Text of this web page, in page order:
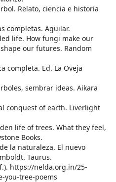
Relato, ciencia e historia
completas. Aguilar.
life. How fungi make our
our futures. Random
completa. Ed. La Oveja
sembrar ideas. Aikara
conquest of earth. Liverlight
life of trees. What they feel,
Books.
la naturaleza. El nuevo
Taurus.
https://nelda.org.in/25-
you-tree-poems